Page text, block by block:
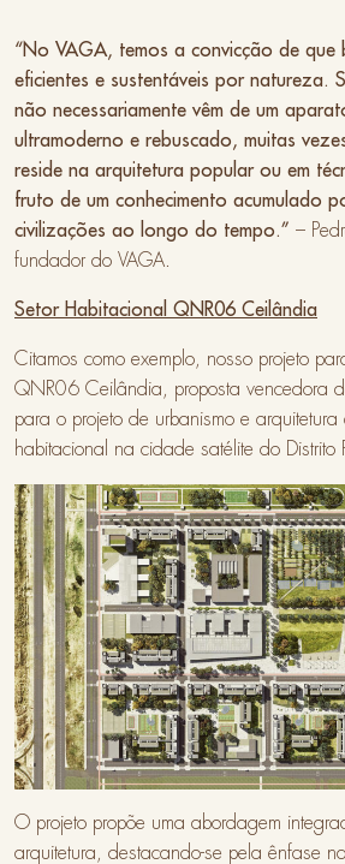
“No VAGA, temos a convicção de que
eficientes e sustentáveis por natureza.
não necessariamente vêm de um
ultramoderno e rebuscado, muitas
reside na arquitetura popular ou em
fruto de um conhecimento acumulado
civilizações ao longo do tempo.” –
fundador do VAGA.
Setor Habitacional QNR06 Ceilândia
Citamos como exemplo, nosso projeto
QNR06 Ceilândia, proposta vencedora
para o projeto de urbanismo e arquitetura
habitacional na cidade satélite do Distrito
O projeto propõe uma abordagem
arquitetura, destacando-se pela ênfase